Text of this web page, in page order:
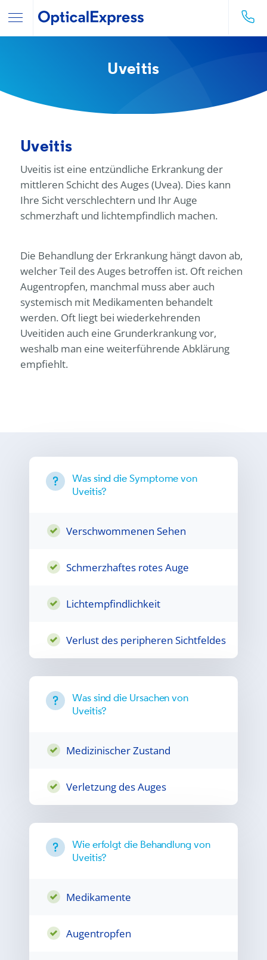
Uveitis
Uveitis
Uveitis ist eine entzündliche Erkrankung der
mittleren Schicht des Auges (Uvea). Dies kann
Ihre Sicht verschlechtern und Ihr Auge
schmerzhaft und lichtempfindlich machen.
Die Behandlung der Erkrankung hängt davon ab,
welcher Teil des Auges betroffen ist. Oft reichen
Augentropfen, manchmal muss aber auch
systemisch mit Medikamenten behandelt
werden. Oft liegt bei wiederkehrenden
Uveitiden auch eine Grunderkrankung vor,
weshalb man eine weiterführende Abklärung
empfiehlt.
Was sind die Symptome von
Uveitis?
Verschwommenen Sehen
Schmerzhaftes rotes Auge
Lichtempfindlichkeit
Verlust des peripheren Sichtfeldes
Was sind die Ursachen von
Uveitis?
Medizinischer Zustand
Verletzung des Auges
Wie erfolgt die Behandlung von
Uveitis?
Medikamente
Augentropfen